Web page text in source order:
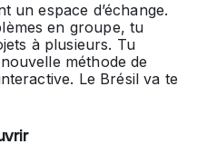
un espace d’échange.
en groupe, tu
à plusieurs. Tu
méthode de
Le Brésil va te